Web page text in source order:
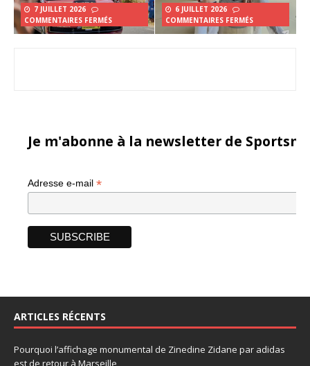
7 JUILLET 2026
COMMENTAIRES FERMÉS
6 JUILLET 2026
COMMENTAIRES FERMÉS
Je m'abonne à la newsletter de
Adresse e-mail *
ARTICLES RÉCENTS
Pourquoi l’affichage monumental de Zinedine Zidane par adidas
est de retour à Marseille